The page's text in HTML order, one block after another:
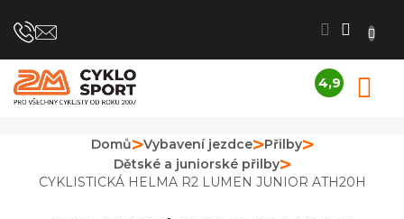
na
4,9
je
z
Domů Vybavení jezdce
Přilby
Dětské a juniorské přilby
CYKLISTICKÁ HELMA R2 LUMEN JUNIOR ATH20H